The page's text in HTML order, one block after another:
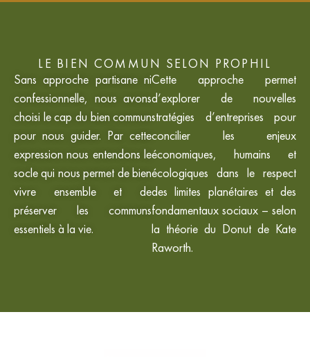
LE BIEN COMMUN SELON PROPHIL
Sans approche partisane ni
confessionnelle, nous avons
choisi le cap du bien commun
pour nous guider. Par cette
expression nous entendons le
socle qui nous permet de bien
vivre ensemble et de
préserver les communs
essentiels à la vie.
Cette approche permet
d’explorer de nouvelles
stratégies d’entreprises pour
concilier les enjeux
économiques, humains et
écologiques dans le respect
des limites planétaires et des
fondamentaux sociaux – selon
la théorie du Donut de Kate
Raworth.